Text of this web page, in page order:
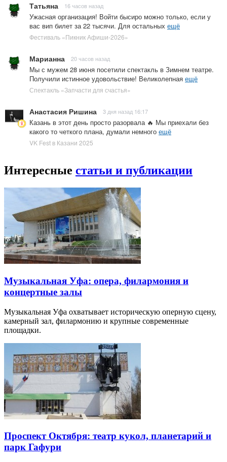
Татьяна 16 часов назад
Ужасная организация! Войти бысиро можно только, если у
вас вип билет за 22 тысячи. Для остальных ещё
Фестиваль «Пикник Афиши-2026»
Марианна 20 часов назад
Мы с мужем 28 июня посетили спектакль в Зимнем театре.
Получили истинное удовольствие! Великолепная ещё
Спектакль «Запчасти для счастья»
Анастасия Ришина 3 дня назад 16:17
Казань в этот день просто разорвала 🔥 Мы приехали без
какого то четкого плана, думали немного ещё
VK Fest в Казани 2025
Интересные статьи и публикации
Музыкальная Уфа: опера, филармония и
концертные залы
Музыкальная Уфа охватывает историческую оперную сцену,
камерный зал, филармонию и крупные современные
площадки.
Проспект Октября: театр кукол, планетарий и
парк Гафури